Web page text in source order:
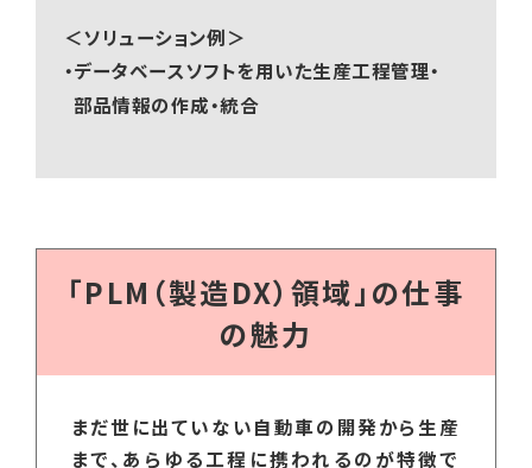
＜ソリューション例＞
・データベースソフトを用いた生産工程管理・
部品情報の作成・統合
「PLM（製造DX）領域」の仕事
の魅力
まだ世に出ていない自動車の開発から生産
まで、あらゆる工程に携われるのが特徴で